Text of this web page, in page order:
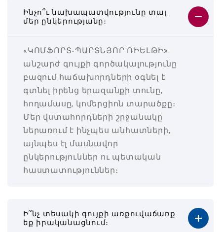
Ինչո՞ւ նախապատվությունը տալ
մեր ընկերությանը։
«ԿՈՄՖՈՐՏ֊ՊԱՐՏՆՅՈՐ ՌԻԵԼԹԻ»
անշարժ գույքի գործակալությունը
բազում հաճախորդների օգնել է
գտնել իրենց երազանքի տունը,
հողամասը, կոմերցիոն տարածքը։
Մեր վստահորդների շրջանակը
ներառում է ինչպես անհատների,
այնպես էլ մասնավոր
ընկերություններ ու պետական
հաստատություններ։
Ի՞նչ տեսակի գույքի առքուվաճառք
եք իրականացնում։